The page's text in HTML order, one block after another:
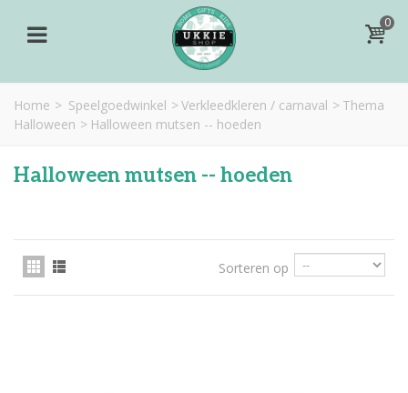
0
Home > Speelgoedwinkel > Verkleedkleren / carnaval > Thema
Halloween > Halloween mutsen -- hoeden
Halloween mutsen -- hoeden
Sorteren op